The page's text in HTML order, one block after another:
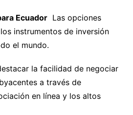
EcuadorLas opciones
instrumentos de inversión
el mundo.
la facilidad de negociar
a través de
en línea y los altos